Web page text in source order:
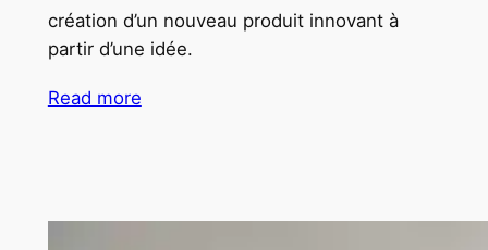
création d’un nouveau produit innovant à
partir d’une idée.
Read more